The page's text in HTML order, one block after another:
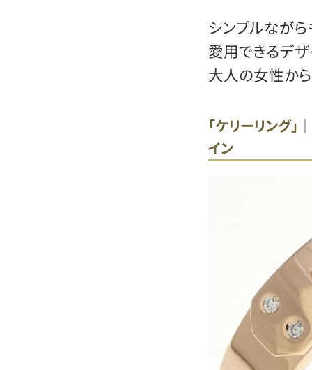
シンプルなが
愛用できるデ
大人の女性か
「ケリーリング
イン